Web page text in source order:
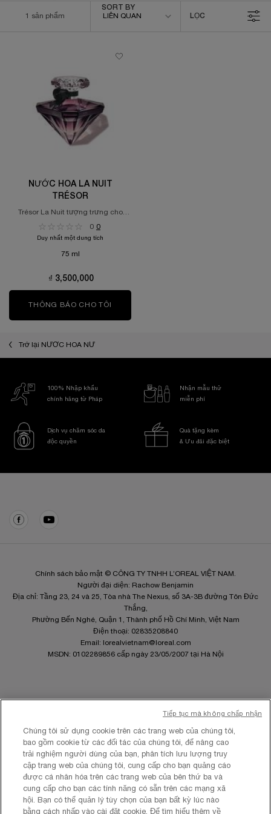
1 sản phẩm
Sort by
LIÊN QUAN
SORT BY
LỌC
FILTER MENU
NƯỚC HOA LA NUIT
TRÉSOR
Trésor La Nuit tượng trưng cho
người yêu nhau hoà quyện trong
tình yêu tuyệt đối.
0 0
Duy nhất một dung tích
75 ml
₫ 3,500,000
THÔNG BÁO CHO TÔI
Trở lại NƯỚC HOA NỮ
100% Nhập khẩu
chính hãng từ Pháp
Nhận mẫu thử
miễn phí
Dịch vụ chăm sóc da
độc quyền
Quà tặng kèm
& Ưu đãi đặc biệt
Chính sách bảo mật © CÔNG TY TNHH L’OREAL VIỆT NAM.
Người đại diện: Rachow Benjamin
Địa chỉ: Tầng 23, 24 và 25, Tòa nhà The Nexus, số 3A-3B đường Tôn Đức
Thắng,
Phường Bến Nghé, Quận 1, Thành phố Hồ Chí Minh, Việt Nam
Điện thoại: 02835208840
Email:
lorealvietnam@loreal.com
MSDN: 0102289856 cấp ngày 23/05/2007 tại Hà Nội
Điều khoản và Điều kiện
Chính sách quyền riêng tư
Cài Đặt Cookies
Chúng tôi sử dụng cookie trên các trang web của chúng tôi,
bao gồm cookie từ các đối tác của chúng tôi, để nâng cao
trải nghiệm người dùng của bạn, phân tích lưu lượng truy
cập trang web của chúng tôi, cung cấp cho bạn quảng cáo
được cá nhân hóa trên các trang web của bên thứ ba và
cung cấp cho bạn các tính năng có sẵn trên các mạng xã
hội. Bạn có thể quản lý tùy chọn của bạn bất kỳ lúc nào
bằng cách nhấp vào cài đặt cookie. Để tìm hiểu thêm về
Tiếp tục mà không chấp nhận